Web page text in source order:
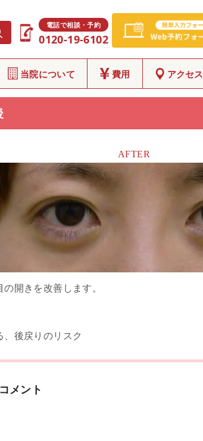
電話で相談・予約
0120-19-6102
当院について 費用 アクセス
AFTER
開きを改善します。
後戻りのリスク
メント